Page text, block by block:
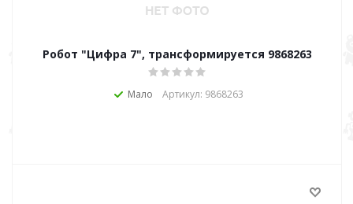
Робот "Цифра 7", трансформируется 9868263
Мало Артикул: 9868263